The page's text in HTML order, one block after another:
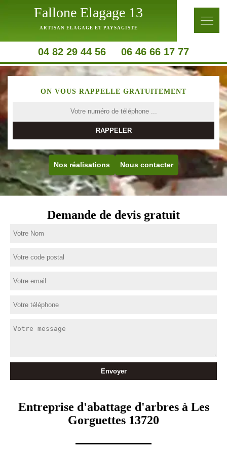
Fallone Elagage 13
ARTISAN ELAGAGE ET PAYSAGISTE
04 82 29 44 56 06 46 66 17 77
ON VOUS RAPPELLE GRATUITEMENT
Nos réalisations Nous contacter
Demande de devis gratuit
Entreprise d'abattage d'arbres à Les
Gorguettes 13720